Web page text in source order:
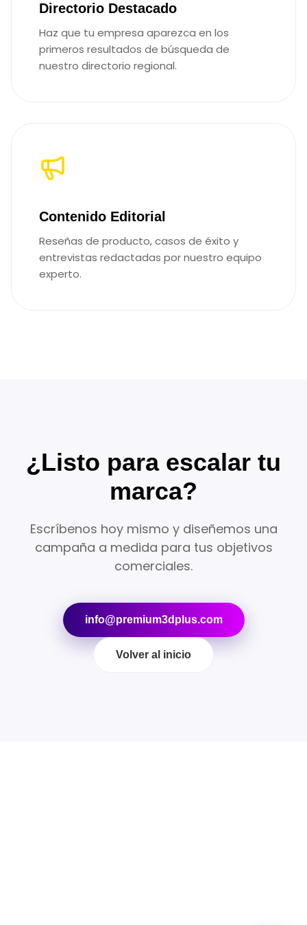
Directorio Destacado
Haz que tu empresa aparezca en los
primeros resultados de búsqueda de
nuestro directorio regional.
Contenido Editorial
Reseñas de producto, casos de éxito y
entrevistas redactadas por nuestro equipo
experto.
¿Listo para escalar tu
marca?
Escríbenos hoy mismo y diseñemos una
campaña a medida para tus objetivos
comerciales.
info@premium3dplus.com
Volver al inicio